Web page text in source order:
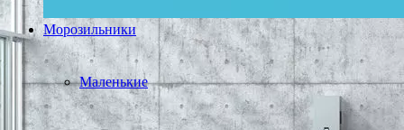
Морозильники
Маленькие